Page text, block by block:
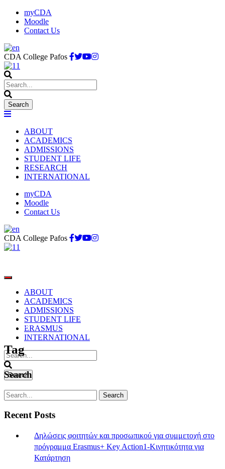
myCDA
Moodle
Contact Us
CDA College Pafos
ABOUT
ACADEMICS
ADMISSIONS
STUDENT LIFE
RESEARCH
INTERNATIONAL
myCDA
Moodle
Contact Us
CDA College Pafos
ABOUT
ACADEMICS
ADMISSIONS
STUDENT LIFE
ERASMUS
INTERNATIONAL
newlabs
Tag
Search
Recent Posts
Δηλώσεις φοιτητών και προσωπικού για συμμετοχή στο
πρόγραμμα Erasmus+ Key Action1-Κινητικότητα για
Κατάρτηση